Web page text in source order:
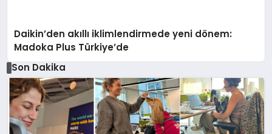
Daikin’den akıllı iklimlendirmede yeni dönem:
Madoka Plus Türkiye’de
Son Dakika